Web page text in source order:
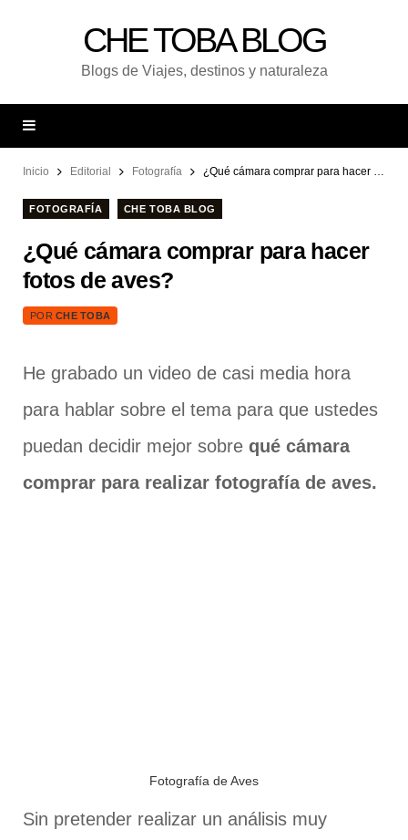
CHE TOBA BLOG
Blogs de Viajes, destinos y naturaleza
Inicio Editorial Fotografía ¿Qué cámara comprar para hacer fotos de aves?
FOTOGRAFÍA CHE TOBA BLOG
¿Qué cámara comprar para hacer
fotos de aves?
POR CHE TOBA
He grabado un video de casi media hora
para hablar sobre el tema para que ustedes
puedan decidir mejor sobre qué cámara
comprar para realizar fotografía de aves.
Fotografía de Aves
Sin pretender realizar un análisis muy